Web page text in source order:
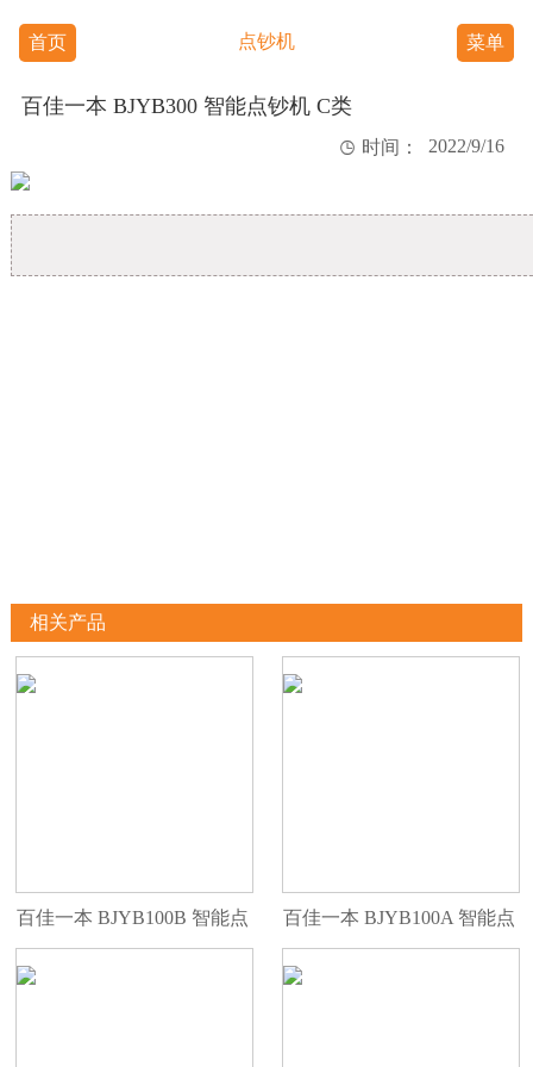
首页 点钞机 菜单
百佳一本 BJYB300 智能点钞机 C类
 时间： 2022/9/16
相关产品
百佳一本 BJYB100B 智能点
钞机 B类
百佳一本 BJYB100A 智能点
钞机 B类